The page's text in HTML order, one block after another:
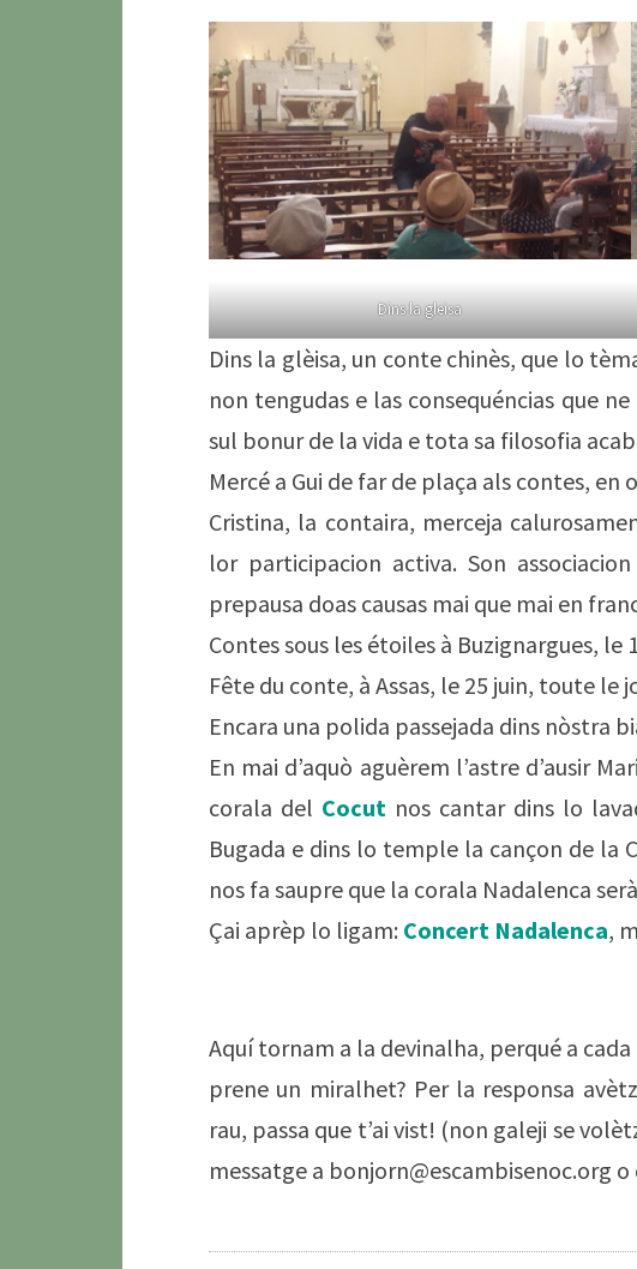
Dins la gleisa
Dins la glèisa, un conte chinès, que lo
non tengudas e las consequéncias que
sul bonur de la vida e tota sa filosofia
Mercé a Gui de far de plaça als contes,
Cristina, la contaira, merceja
lor participacion activa. Son
prepausa doas causas mai que mai en
Contes sous les étoiles à Buzignargues, le
Fête du conte, à Assas, le 25 juin, toute le
Encara una polida passejada dins nòstra
En mai d’aquò aguèrem l’astre d’ausir
corala del Cocut nos cantar dins lo
Bugada e dins lo temple la cançon de la
nos fa saupre que la corala Nadalenca
Çai aprèp lo ligam: Concert Nadalenca,
Aquí tornam a la devinalha, perqué a
prene un miralhet? Per la responsa
rau, passa que t’ai vist! (non galeji se
messatge a bonjorn@escambisenoc.org